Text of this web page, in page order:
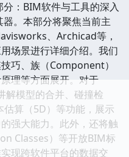
：BIM软件与工具的深入
。本部分将聚焦当前主
、Archicad等，
场景进行详细介绍。我们
巧、族（Component）
理等方面展开。对于
解模型的合并、碰撞检
算（5D）等功能，展示
强大能力。此外，还将触
Classes）等开放BIM标
现跨软件平台的数据交